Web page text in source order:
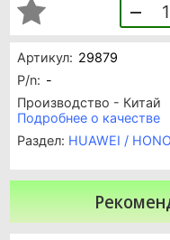
Артикул: 29879
P/n: -
Производство - Китай
Подробнее о качестве
Раздел: HUAWEI /
1